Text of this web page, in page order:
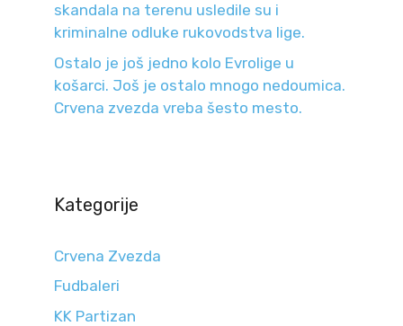
skandala na terenu usledile su i
kriminalne odluke rukovodstva lige.
Ostalo je još jedno kolo Evrolige u
košarci. Još je ostalo mnogo nedoumica.
Crvena zvezda vreba šesto mesto.
Kategorije
Crvena Zvezda
Fudbaleri
KK Partizan